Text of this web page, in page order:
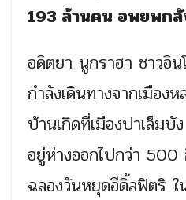
193 ล้านคน อพยพก
อดิตยา นูกราฮา ชาวอิ
กำลังเดินทางจากเมือง
บ้านเกิดที่เมืองปาเล็มบั
อยู่ห่างออกไปกว่า 500
ฉลองวันหยุดอีดิ้ลฟิตริ